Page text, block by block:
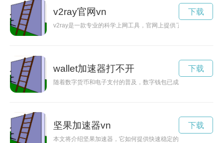
v2ray官网vn
v2ray是一款专业的科学上网工具，官网上提供了丰富的介绍和
下载
wallet加速器打不开
随着数字货币和电子支付的普及，数字钱包已成为人们日常生
下载
坚果加速器vn
本文将介绍坚果加速器，它如何提供快速稳定的网络加速服务
下载